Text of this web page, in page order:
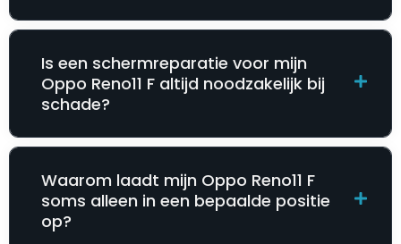
Is een schermreparatie voor mijn
Oppo Reno11 F altijd noodzakelijk bij
schade?
Waarom laadt mijn Oppo Reno11 F
soms alleen in een bepaalde positie
op?